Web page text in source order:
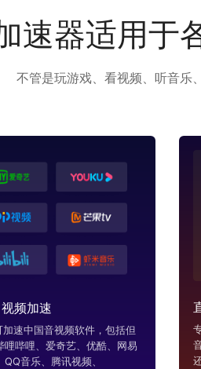
速器适用于
不管是玩游戏、看视频、听音乐
频加速
速中国音视频软件，包括但
哩哔哩、爱奇艺、优酷、网易
音乐、腾讯视频、